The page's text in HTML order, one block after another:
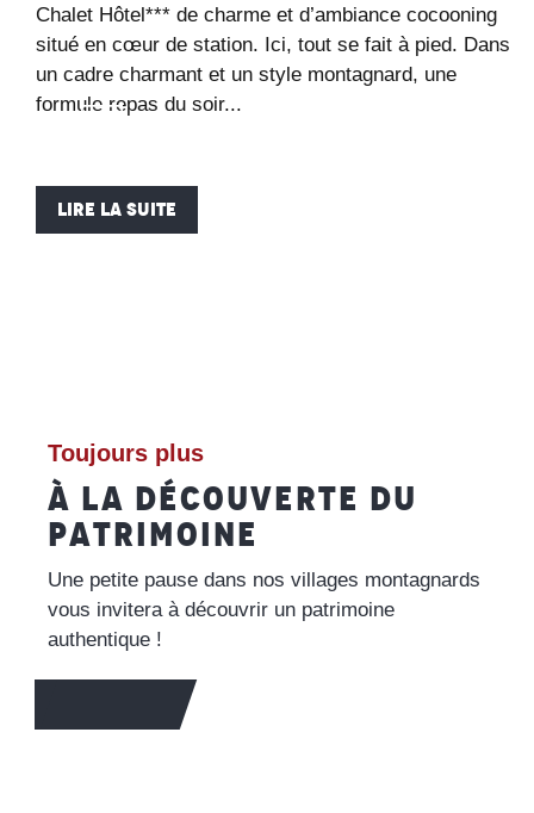
Chalet Hôtel*** de charme et d’ambiance cocooning
situé en cœur de station. Ici, tout se fait à pied. Dans
un cadre charmant et un style montagnard, une
formule repas du soir...
LIRE LA SUITE
Toujours plus
À LA DÉCOUVERTE DU
PATRIMOINE
Une petite pause dans nos villages montagnards
vous invitera à découvrir un patrimoine
authentique !